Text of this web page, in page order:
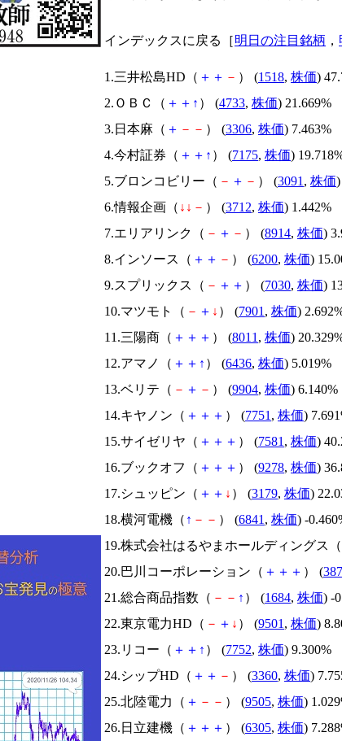
インデックスに戻る［明日の注目銘柄 ，
1.三井松島HD（ ＋ ＋ － ） (1518, 株価)
2.ＯＢＣ（ ＋ ＋ ↑ ） (4733, 株価) 21.669%
3.日本麻（ ＋ － － ） (3306, 株価) 7.463%
4.今村証券（ ＋ ＋ ↑ ） (7175, 株価)
5.ブロンコビリー（ － ＋ － ） (3091 , 株価
6.情報企画（ ↓ ↓ － ） (3712, 株価) 1.442%
7.エリアリンク（ － ＋ － ） (8914, 株価)
8.インソース（ ＋ ＋ － ） (6200, 株価)
9.スプリックス（ － ＋ ＋ ） (7030, 株価)
10.マツモト（ － ＋ ↓ ） (7901 , 株価)
11.三陽商（ ＋ ＋ ＋ ） (8011 , 株価)
12.アマノ（ ＋ ＋ ↑ ） (6436, 株価) 5.019%
13.ベリテ（ － ＋ － ） (9904, 株価) 6.140%
14.キヤノン（ ＋ ＋ ＋ ） (7751 , 株価)
15.サイゼリヤ（ ＋ ＋ ＋ ） (7581 , 株価)
16.ブックオフ（ ＋ ＋ ＋ ） (9278, 株価)
17.シュッピン（ ＋ ＋ ↓ ） (3179, 株価)
18.横河電機（ ↑ － － ） (6841 , 株価) -
19.株式会社はるやまホールディングス（
20.巴川コーポレーション（ ＋ ＋ ＋ ） (
21.総合商品指数（ － － ↑ ） (1684, 株価) -
22.東京電力HD（ － ＋ ↓ ） (9501 , 株価)
23.リコー（ ＋ ＋ ↑ ） (7752, 株価) 9.300%
24.シップHD（ ＋ ＋ － ） (3360, 株価)
25.北陸電力（ ＋ － － ） (9505, 株価)
26.日立建機（ ＋ ＋ ＋ ） (6305, 株価)